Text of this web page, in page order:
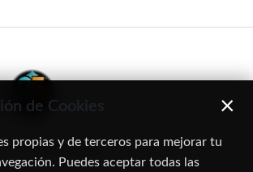
11. 28016 Madrid
de Cookies ×
propias y de terceros para mejorar tu
Puedes aceptar todas las